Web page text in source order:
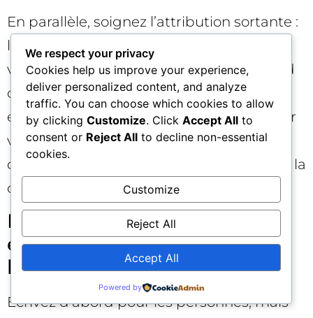
En parallèle, soignez l’attribution sortante :
lier vers des référentiels reconnus élève
votre « score de preuve » implicite. Quand
c’est pertinent, ouvrez des datasets ou
exposez une API de lecture publique pour
vos données factuelles (tarifs, délais,
caractéristiques). La transparence nourrit la
confiance des moteurs.
Rédaction orientée «
extractibilité » sans sacrifier
l’humain ✍️
Écrivez d’abord pour les personnes, mais
We respect your privacy
Cookies help us improve your experience,
deliver personalized content, and analyze
traffic. You can choose which cookies to allow
by clicking Customize. Click Accept All to
consent or Reject All to decline non-essential
cookies.
Customize
Reject All
Accept All
Powered by